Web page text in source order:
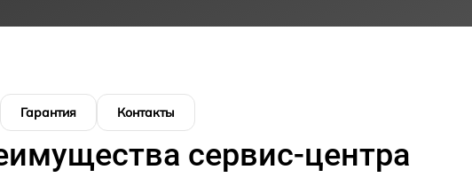
Гарантия Контакты
сервис-центра